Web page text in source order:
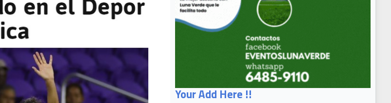
Your Add Here !!